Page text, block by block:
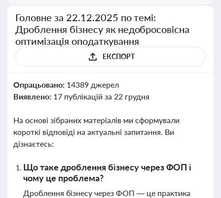
Головне за 22.12.2025 по темі:
Дроблення бізнесу як недобросовісна
оптимізація оподаткування
ЕКСПОРТ
Опрацьовано: 14389 джерел
Виявлено: 17 публікацій за 22 грудня
На основі зібраних матеріалів ми сформували
короткі відповіді на актуальні запитання. Ви
дізнаєтесь:
Що таке дроблення бізнесу через ФОП і
чому це проблема?
Дроблення бізнесу через ФОП — це практика